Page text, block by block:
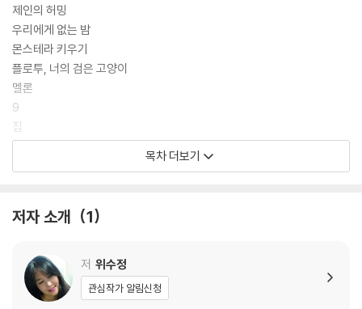
으로 작가가 더욱 활발하게 작품 활동을 이어왔다는 사실의 방증이라 할
수 있겠다. 특히 앞서 밝힌 바와 같이 2022년에 연이어 문학상을 수상한
「아무도」와 「오후만 있던 일요일」은 각각 수상 소식을 전하기에 한 계절 앞
서서 문학과지성사의 ‘이 계절의 소설’에도 선정되어 2022년 봄과 가을,
한 해에 두 번이나 작가의 이름을 〈소설 보다〉에서 만날 수 있었다.
위수정의 소설은 인물이 처한 상황, 내면의 상태를 자세히 들여다보는 방
식으로 독자를 작품 한가운데로 끌어들인다. 나와는 동떨어진 배경 속에,
나는 한 번도 경험해보지 못한 시간을 살고 있음에도 소설 속 인물의 삶을
요한 응시가 향하고 있는 곳에서 독자를 기다리는 것은 인간의 본능적인
작가는 작품의 특징으로 종종 중산층 이상의 계급성을 이야기할 때 “그들
이 가진 속물성, 그들이 학습한 교양이 내면의 욕구나 본능과 충돌하는 지
제인의 허밍
우리에게 없는 밤
몬스테라 키우기
플로투, 너의 검은 고양이
멜론
9
집
몸과 빛
목차 더보기
저자 소개 1
저 위수정
관심작가 알림신청